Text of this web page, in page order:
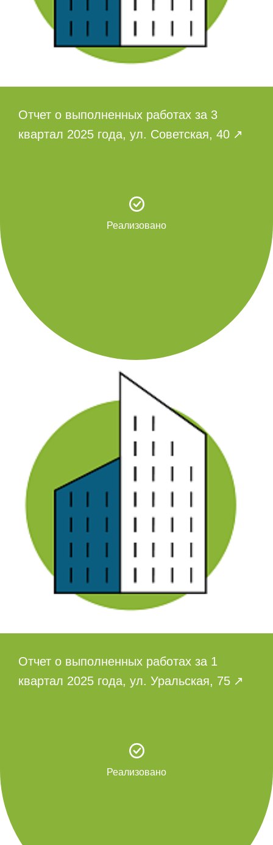
Отчет о выполненных работах за 3
квартал 2025 года, ул. Советская, 40
Реализовано
Отчет о выполненных работах за 1
квартал 2025 года, ул. Уральская, 75
Реализовано